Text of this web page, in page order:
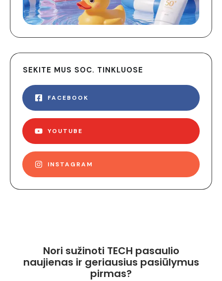
SEKITE MUS SOC. TINKLUOSE
FACEBOOK
YOUTUBE
INSTAGRAM
Nori sužinoti TECH pasaulio
naujienas ir geriausius pasiūlymus
pirmas?